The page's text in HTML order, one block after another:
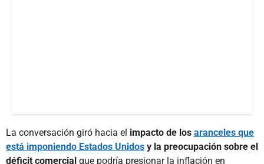
La conversación giró hacia el impacto de los aranceles que
está imponiendo Estados Unidos y la preocupación sobre el
déficit comercial que podría presionar la inflación en